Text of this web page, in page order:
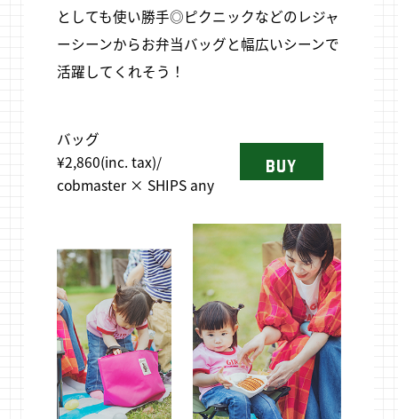
としても使い勝手◎ピクニックなどのレジャ
ーシーンからお弁当バッグと幅広いシーンで
活躍してくれそう！
バッグ
¥2,860(inc. tax)/
cobmaster × SHIPS any
BUY